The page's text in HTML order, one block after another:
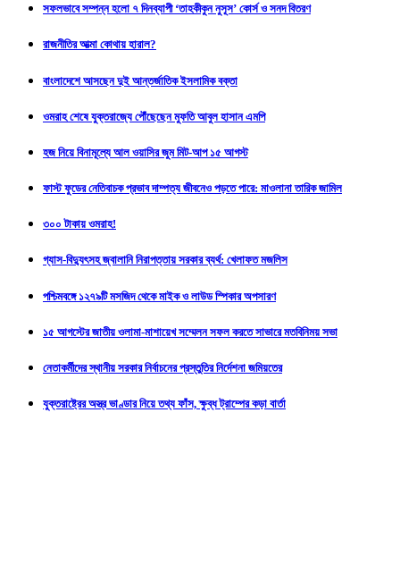
সফলভাবে সম্পন্ন হলো ৭ দিনব্যাপী ‘তাহকীকুন নুসূস’ কোর্স ও সনদ বিতরণ
রাজনীতির আত্মা কোথায় হারাল?
বাংলাদেশে আসছেন দুই আন্তর্জাতিক ইসলামিক বক্তা
ওমরাহ শেষে যুক্তরাজ্যে পৌঁছেছেন মুফতি আবুল হাসান এমপি
হজ নিয়ে বিনামূল্যে আল ওয়াসির জুম মিট-আপ ১৫ আগস্ট
ফাস্ট ফুডের নেতিবাচক প্রভাব দাম্পত্য জীবনেও পড়তে পারে: মাওলানা তারিক জামিল
৩০০ টাকায় ওমরাহ!
গ্যাস-বিদ্যুৎসহ জ্বালানি নিরাপত্তায় সরকার ব্যর্থ: খেলাফত মজলিস
পশ্চিমবঙ্গে ১২৭৯টি মসজিদ থেকে মাইক ও লাউড স্পিকার অপসারণ
১৫ আগস্টের জাতীয় ওলামা-মাশায়েখ সম্মেলন সফল করতে সাভারে মতবিনিময় সভা
নেতাকর্মীদের স্থানীয় সরকার নির্বাচনের প্রস্তুতির নির্দেশনা জমিয়তের
যুক্তরাষ্ট্রের অস্ত্র ভাণ্ডার নিয়ে তথ্য ফাঁস, ক্ষুব্ধ ট্রাম্পের কড়া বার্তা